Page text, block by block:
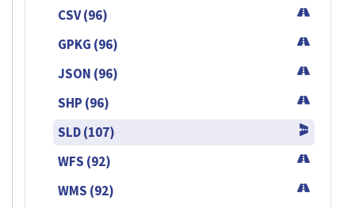
CSV (96)
GPKG (96)
JSON (96)
SHP (96)
SLD (107)
WFS (92)
WMS (92)